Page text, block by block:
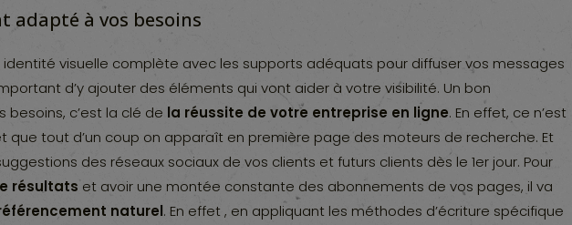
adapté à vos besoins
visuelle complète avec les supports adéquats pour diffuser vos messages
d’y ajouter des éléments qui vont aider à votre visibilité. Un bon
c’est la clé de la réussite de votre entreprise en ligne. En effet, ce n’est
que tout d’un coup on apparaît en première page des moteurs de recherche. Et
des réseaux sociaux de vos clients et futurs clients dès le 1er jour. Pour
résultats et avoir une montée constante des abonnements de vos pages, il va
naturel. En effet , en appliquant les méthodes d’écriture spécifique